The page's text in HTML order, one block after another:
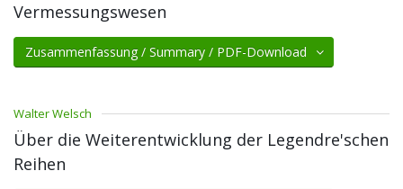
Vermessungswesen
Zusammenfassung / Summary / PDF-Download
Walter Welsch
Über die Weiterentwicklung der Legendre'schen
Reihen